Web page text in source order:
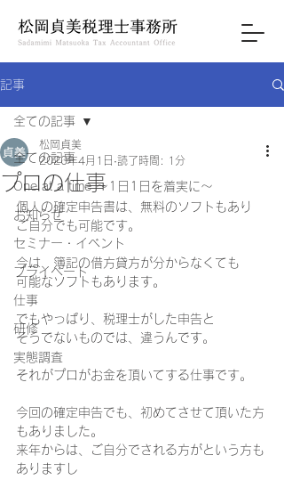
記事
全ての記事
One at a time ～1日1日を着実に～
お知らせ
セミナー・イベント
プライベート
仕事
研修
実態調査
全ての記事
プロの仕事
松岡貞美
2020年4月1日 読了時間: 1分
個人の確定申告書は、無料のソフトもあり
ご自分でも可能です。
今は、簿記の借方貸方が分からなくても
可能なソフトもあります。
でもやっぱり、税理士がした申告と
そうでないものでは、違うんです。
それがプロがお金を頂いてする仕事です。
今回の確定申告でも、初めてさせて頂いた方
もありました。
来年からは、ご自分でされる方がという方も
ありますし